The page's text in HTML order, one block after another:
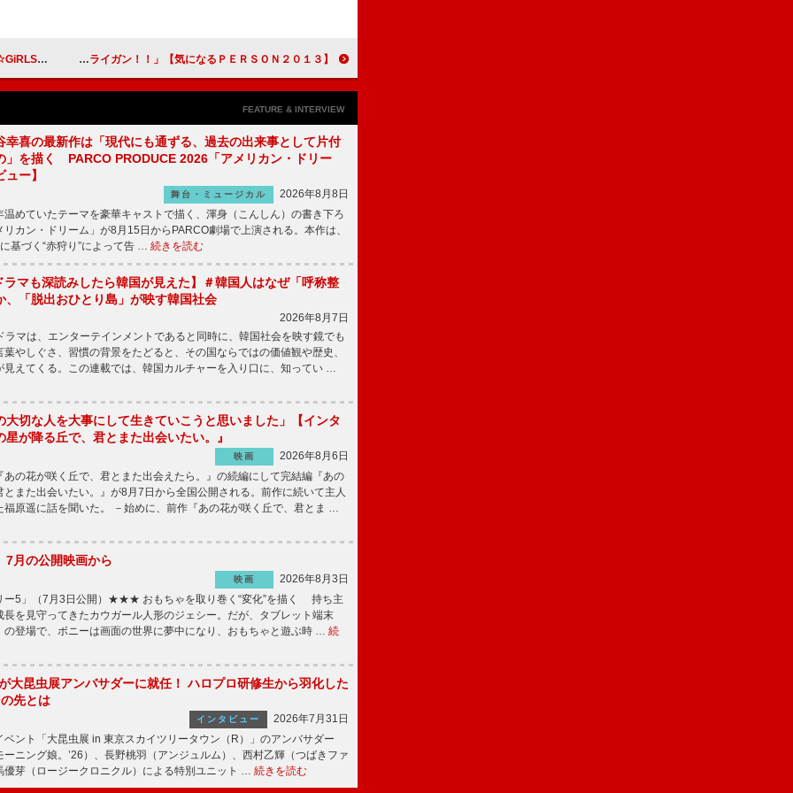
絶叫ランド」 【気になるＰＥＲＳＯＮ２０１３】新川優愛 ドラマ「衝撃ゴウライガン！！」
FEATURE & INTERVIEW
幸喜の最新作は「現代にも通ずる、過去の出来事として片付
」を描く PARCO PRODUCE 2026「アメリカン・ドリー
ー】
舞台・ミュージカル
2026年8月8日
めていたテーマを豪華キャストで描く、渾身（こんしん）の書き下ろ
カン・ドリーム」が8月15日からPARCO劇場で上演される。本作は、
基づく“赤狩り”によって告 … 続きを読む
マも深読みしたら韓国が見えた】＃韓国人はなぜ「呼称整
、「脱出おひとり島」が映す韓国社会
2026年8月7日
マは、エンターテインメントであると同時に、韓国社会を映す鏡でも
やしぐさ、習慣の背景をたどると、その国ならではの価値観や歴史、
見えてくる。この連載では、韓国カルチャーを入り口に、知ってい …
大切な人を大事にして生きていこうと思いました」【インタ
星が降る丘で、君とまた出会いたい。』
映画
2026年8月6日
の花が咲く丘で、君とまた出会えたら。』の続編にして完結編『あの
とまた出会いたい。』が8月7日から全国公開される。前作に続いて主人
福原遥に話を聞いた。 －始めに、前作『あの花が咲く丘で、君とま …
7月の公開映画から
映画
2026年8月3日
ー5」（7月3日公開）★★★ おもちゃを取り巻く“変化”を描く 持ち主
長を見守ってきたカウガール人形のジェシー。だが、タブレット端末
の登場で、ボニーは画面の世界に夢中になり、おもちゃと遊ぶ時 … 続
大昆虫展アンバサダーに就任！ ハロプロ研修生から羽化した
先とは
インタビュー
2026年7月31日
ント「大昆虫展 in 東京スカイツリータウン（R）」のアンバサダー
ーニング娘。’26）、長野桃羽（アンジュルム）、西村乙輝（つばきファ
優芽（ロージークロニクル）による特別ユニット … 続きを読む